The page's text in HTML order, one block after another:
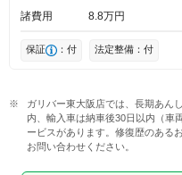
諸費用
8 8万円
保証 ：付 法定整備：付
ガリバー東大阪店では、長期あん
内、輸入車は納車後30日以内（車
ービスがあります。修復歴のある
お問い合わせください。